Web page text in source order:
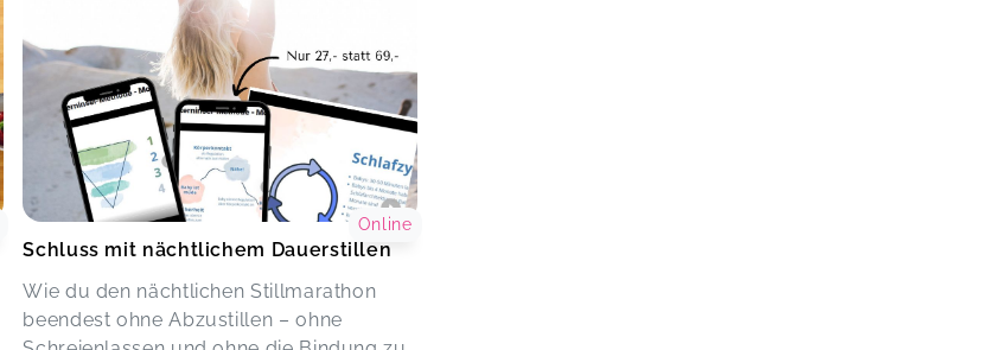
Schluss mit nächtlichem Dauerstillen
Wie du den nächtlichen Stillmarathon
beendest ohne Abzustillen – ohne
Online